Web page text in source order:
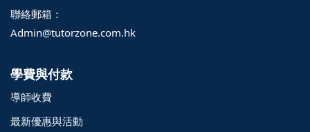
聯絡郵箱：
Admin@tutorzone.com.hk
學費與付款
導師收費
最新優惠與活動